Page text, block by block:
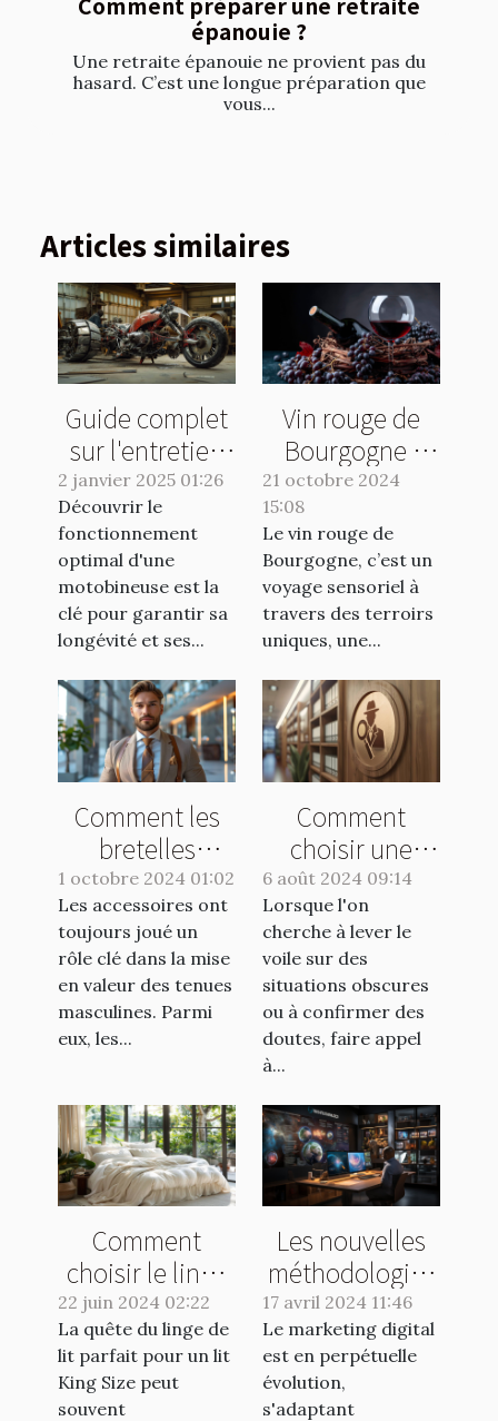
épanouie ?
Une retraite épanouie ne provient pas du
hasard. C’est une longue préparation que
vous...
Articles similaires
Guide complet
sur l'entretien
et la
maintenance
des
motobineuses
2 janvier 2025 01:26
Découvrir le
fonctionnement
optimal d'une
motobineuse est la
clé pour garantir sa
longévité et ses...
Vin rouge de
Bourgogne :
quelle bouteille
21 octobre 2024
15:08
Le vin rouge de
Bourgogne, c’est un
voyage sensoriel à
travers des terroirs
uniques, une...
Comment les
bretelles
peuvent
transformer une
tenue
masculine
1 octobre 2024 01:02
Les accessoires ont
toujours joué un
rôle clé dans la mise
en valeur des tenues
masculines. Parmi
eux, les...
Comment
choisir une
agence de
détective pour
vos enquêtes
discrètes
6 août 2024 09:14
Lorsque l'on
cherche à lever le
voile sur des
situations obscures
ou à confirmer des
doutes, faire appel
à...
Comment
choisir le linge
de lit idéal pour
un lit King Size
22 juin 2024 02:22
La quête du linge de
lit parfait pour un lit
King Size peut
souvent
Les nouvelles
méthodologies
en marketing
digital pour
2023
17 avril 2024 11:46
Le marketing digital
est en perpétuelle
évolution,
s'adaptant